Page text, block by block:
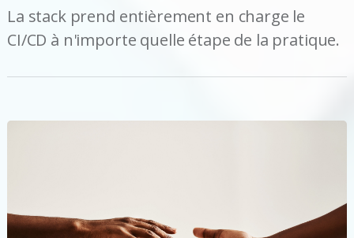
La stack prend entièrement en charge le
CI/CD à n'importe quelle étape de la pratique.